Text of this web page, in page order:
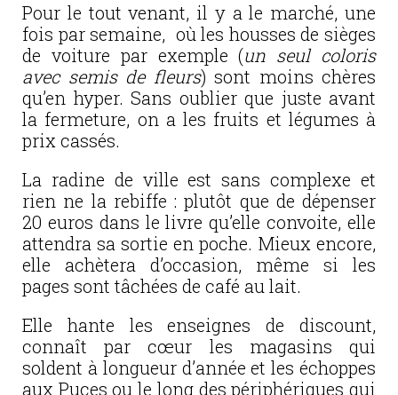
Pour le tout venant, il y a le marché, une
fois par semaine, où les housses de sièges
de voiture par exemple (un seul coloris
avec semis de fleurs) sont moins chères
qu’en hyper. Sans oublier que juste avant
la fermeture, on a les fruits et légumes à
prix cassés.
La radine de ville est sans complexe et
rien ne la rebiffe : plutôt que de dépenser
20 euros dans le livre qu’elle convoite, elle
attendra sa sortie en poche. Mieux encore,
elle achètera d’occasion, même si les
pages sont tâchées de café au lait.
Elle hante les enseignes de discount,
connaît par cœur les magasins qui
soldent à longueur d’année et les échoppes
aux Puces ou le long des périphériques qui